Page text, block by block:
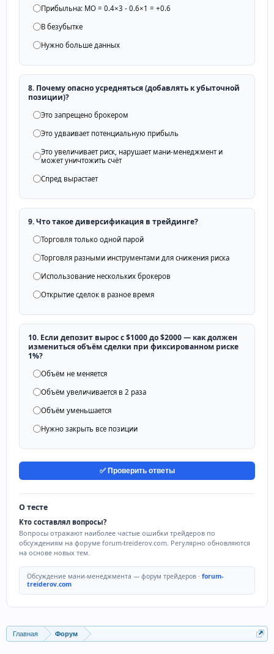
Прибыльна: МО = 0.4×3 - 0.6×1 = +0.6
В безубытке
Нужно больше данных
8. Почему опасно усредняться (добавлять к убыточной
позиции)?
Это запрещено брокером
Это удваивает потенциальную прибыль
Это увеличивает риск, нарушает мани-менеджмент и
может уничтожить счёт
Спред вырастает
9. Что такое диверсификация в трейдинге?
Торговля только одной парой
Торговля разными инструментами для снижения риска
Использование нескольких брокеров
Открытие сделок в разное время
10. Если депозит вырос с $1000 до $2000 — как должен
измениться объём сделки при фиксированном риске
1%?
Объём не меняется
Объём увеличивается в 2 раза
Объём уменьшается
Нужно закрыть все позиции
✅ Проверить ответы
О тесте
Кто составлял вопросы?
Вопросы отражают наиболее частые ошибки трейдеров по
обсуждениям на форуме forum-treiderov.com. Регулярно обновляются
на основе новых тем.
Обсуждение мани-менеджмента — форум трейдеров · forum-
treiderov.com
Главная Форум